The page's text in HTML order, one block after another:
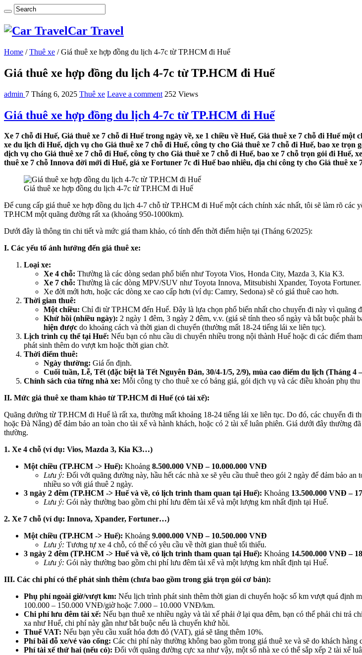
Car Travel
Home / Thuê xe / Giá thuê xe hợp đồng du lịch 4-7c từ TP.HCM đi Huế
Giá thuê xe hợp đồng du lịch 4-7c từ TP.HCM đi Huế
admin 7 Tháng 6, 2025 Thuê xe Leave a comment 252 Views
Giá thuê xe hợp đồng du lịch 4-7c từ TP.HCM đi Huế
Xe 7 chỗ đi Huế, Giá thuê xe 7 chỗ đi Huế trong ngày về, xe 1 chiều về Huế, Giá thuê xe 7 chỗ đi Huế
xe du lịch đi Huế, dịch vụ cho Giá thuê xe 7 chỗ đi Huế, công ty cho Giá thuê xe 7 chỗ đi Huế, bao xe
dịch vụ cho Giá thuê xe 7 chỗ đi Huế, công ty cho Giá thuê xe 7 chỗ đi Huế, bao xe 7 chỗ trọn gói đi Huế,
thuê xe 7 chỗ Innova đời mới đi Huế, giá xe Fortuner 7c đi Huế bao nhiêu, địa chỉ công ty cho Giá thuê xe
Giá thuê xe hợp đồng du lịch 4-7c từ TP.HCM đi Huế
Để cung cấp giá thuê xe hợp đồng du lịch 4-7 chỗ từ TP.HCM đi Huế một cách chính xác nhất, tôi sẽ làm rõ
TP.HCM một quãng đường rất xa (khoảng 950-1000km).
Dưới đây là thông tin chi tiết và mức giá tham khảo, có tính đến thời điểm hiện tại (Tháng 6/2025):
I. Các yếu tố ảnh hưởng đến giá thuê xe:
Loại xe:
Xe 4 chỗ: Thường là các dòng sedan phổ biến như Toyota Vios, Honda City, Mazda 3, Kia K3.
Xe 7 chỗ: Thường là các dòng MPV/SUV như Toyota Innova, Mitsubishi Xpander, Toyota Fortuner.
Xe đời mới hơn, hoặc các dòng xe cao cấp hơn (ví dụ: Camry, Sedona) sẽ có giá thuê cao hơn.
Thời gian thuê:
Một chiều: Chỉ đi từ TP.HCM đến Huế. Đây là lựa chọn phổ biến nhất cho chuyến đi này vì quãng
Khứ hồi (nhiều ngày): 2 ngày 1 đêm, 3 ngày 2 đêm, v.v. (giá sẽ tính theo số ngày và bắt buộc
hiện được do khoảng cách và thời gian di chuyển (thường mất 18-24 tiếng lái xe liên tục).
Lịch trình cụ thể tại Huế: Nếu bạn có nhu cầu di chuyển nhiều trong nội thành Huế hoặc đi các điểm
phát sinh thêm do vượt km hoặc thời gian chờ.
Thời điểm thuê:
Ngày thường: Giá ổn định.
Cuối tuần, Lễ, Tết (đặc biệt là Tết Nguyên Đán, 30/4-1/5, 2/9), mùa cao điểm du lịch (Tháng 4
Chính sách của từng nhà xe: Mỗi công ty cho thuê xe có bảng giá, gói dịch vụ và các điều khoản phụ thu
II. Mức giá thuê xe tham khảo từ TP.HCM đi Huế (có tài xế):
Quãng đường từ TP.HCM đi Huế là rất xa, thường mất khoảng 18-24 tiếng lái xe liên tục. Do đó, các chuyến đi
hoặc Đà Nẵng) để đảm bảo an toàn cho tài xế và hành khách, hoặc có 2 tài xế luân phiên. Giá dưới đây thường
thường.
1. Xe 4 chỗ (ví dụ: Vios, Mazda 3, Kia K3…)
Một chiều (TP.HCM -> Huế): Khoảng 8.500.000 VNĐ – 10.000.000 VNĐ
Lưu ý: Đối với quãng đường này, hầu hết các nhà xe sẽ yêu cầu thuê theo gói 2 ngày để đảm bảo
nhiều so với giá thuê 2 ngày.
3 ngày 2 đêm (TP.HCM -> Huế và về, có lịch trình tham quan tại Huế): Khoảng 13.500.000 VNĐ –
Lưu ý: Gói này thường bao gồm chi phí lưu đêm tài xế và một lượng km nhất định tại Huế.
2. Xe 7 chỗ (ví dụ: Innova, Xpander, Fortuner…)
Một chiều (TP.HCM -> Huế): Khoảng 9.000.000 VNĐ – 10.500.000 VNĐ
Lưu ý: Tương tự xe 4 chỗ, có thể có yêu cầu về thời gian thuê tối thiểu.
3 ngày 2 đêm (TP.HCM -> Huế và về, có lịch trình tham quan tại Huế): Khoảng 14.500.000 VNĐ –
Lưu ý: Gói này thường bao gồm chi phí lưu đêm tài xế và một lượng km nhất định tại Huế.
III. Các chi phí có thể phát sinh thêm (chưa bao gồm trong giá trọn gói cơ bản):
Phụ phí ngoài giờ/vượt km: Nếu lịch trình phát sinh thêm thời gian di chuyển hoặc số km vượt quá định
100.000 – 150.000 VNĐ/giờ hoặc 7.000 – 10.000 VNĐ/km.
Chi phí lưu đêm tài xế: Nếu bạn thuê xe nhiều ngày và tài xế phải ở lại qua đêm, bạn có thể phải chi
xa như Huế, chi phí này gần như bắt buộc nếu là chuyến khứ hồi.
Thuế VAT: Nếu bạn yêu cầu xuất hóa đơn đỏ (VAT), giá sẽ tăng thêm 10%.
Phí bãi đỗ xe/vé vào cổng: Các chi phí này thường không bao gồm trong giá thuê xe và sẽ do khách hàng
Phí tài xế thứ hai (nếu có): Đối với quãng đường cực xa như vậy, một số nhà xe có thể sắp xếp 2 tài xế